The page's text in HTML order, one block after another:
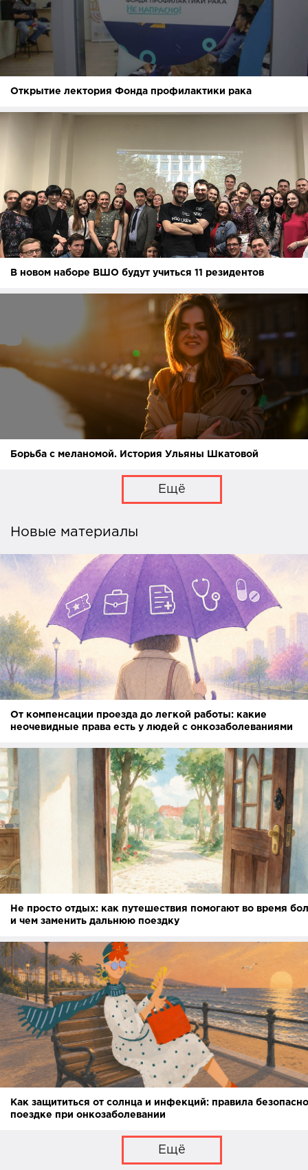
Открытие лектория Фонда профилактики рака
В новом наборе ВШО будут учиться 11 резидентов
Борьба с меланомой. История Ульяны Шкатовой
Ещё
Новые материалы
От компенсации проезда до легкой работы: какие
неочевидные права есть у людей с онкозаболеваниями
Не просто отдых: как путешествия помогают во время
и чем заменить дальнюю поездку
Как защититься от солнца и инфекций: правила
поездке при онкозаболевании
Ещё